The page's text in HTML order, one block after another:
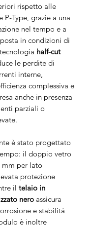
rispetto alle
P-Type, grazie a una
nel tempo e a
in condizioni di
half-cut
le perdite di
interne,
complessiva e
anche in presenza
parziali o
è stato progettato
il doppio vetro
per lato
protezione
il telaio in
nero assicura
e stabilità
è inoltre